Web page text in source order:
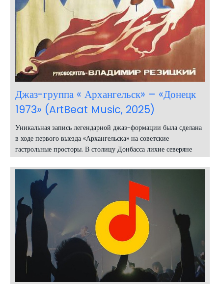
Джаз-группа « Архангельск» – «Донецк
1973» (ArtBeat Music, 2025)
Уникальная запись легендарной джаз-формации была сделана
в ходе первого выезда «Архангельска» на советские
гастрольные просторы. В столицу Донбасса лихие северяне